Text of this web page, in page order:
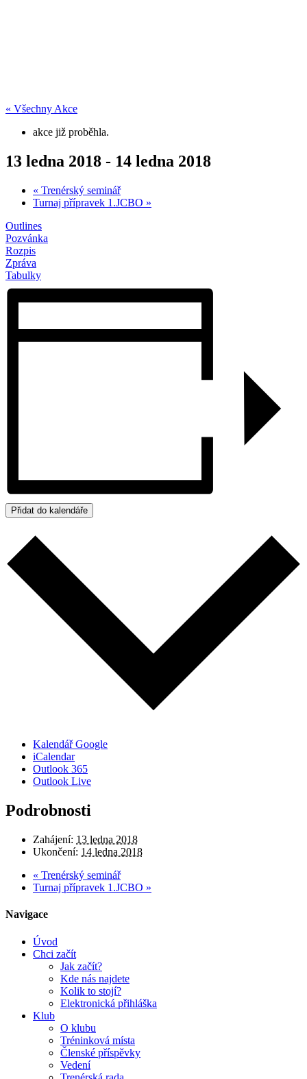
« Všechny Akce
akce již proběhla.
13 ledna 2018 - 14 ledna 2018
« Trenérský seminář
Turnaj přípravek 1.JCBO »
Outlines
Pozvánka
Rozpis
Zpráva
Tabulky
Přidat do kalendáře
Kalendář Google
iCalendar
Outlook 365
Outlook Live
Podrobnosti
Zahájení: 13 ledna 2018
Ukončení: 14 ledna 2018
« Trenérský seminář
Turnaj přípravek 1.JCBO »
Navigace
Úvod
Chci začít
Jak začít?
Kde nás najdete
Kolik to stojí?
Elektronická přihláška
Klub
O klubu
Tréninková místa
Členské příspěvky
Vedení